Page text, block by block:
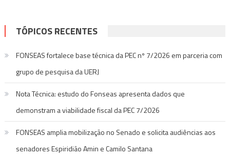
TÓPICOS RECENTES
FONSEAS fortalece base técnica da PEC nº 7/2026 em parceria com
grupo de pesquisa da UERJ
Nota Técnica: estudo do Fonseas apresenta dados que
demonstram a viabilidade fiscal da PEC 7/2026
FONSEAS amplia mobilização no Senado e solicita audiências aos
senadores Espiridião Amin e Camilo Santana